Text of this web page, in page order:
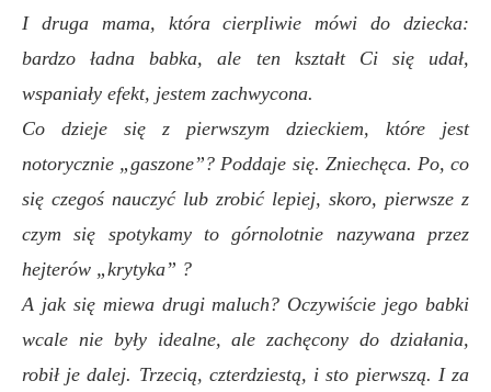
I druga mama, która cierpliwie mówi do dziecka:
bardzo ładna babka, ale ten kształt Ci się udał,
wspaniały efekt, jestem zachwycona.
Co dzieje się z pierwszym dzieckiem, które jest
notorycznie „gaszone”? Poddaje się. Zniechęca. Po, co
się czegoś nauczyć lub zrobić lepiej, skoro, pierwsze z
czym się spotykamy to górnolotnie nazywana przez
hejterów „krytyka” ?
A jak się miewa drugi maluch? Oczywiście jego babki
wcale nie były idealne, ale zachęcony do działania,
robił je dalej. Trzecią, czterdziestą, i sto pierwszą. I za